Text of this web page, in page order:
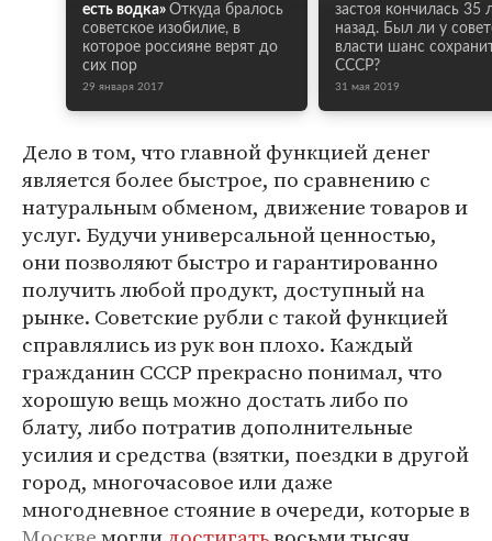
есть водка» Откуда бралось
советское изобилие, в
которое россияне верят до
сих пор
29 января 2017
застоя кончилась 35
назад. Был ли у
власти шанс
СССР?
31 мая 2019
Дело в том, что главной функцией денег
является более быстрое, по сравнению с
натуральным обменом, движение товаров и
услуг. Будучи универсальной ценностью,
они позволяют быстро и гарантированно
получить любой продукт, доступный на
рынке. Советские рубли с такой функцией
справлялись из рук вон плохо. Каждый
гражданин СССР прекрасно понимал, что
хорошую вещь можно достать либо по
блату, либо потратив дополнительные
усилия и средства (взятки, поездки в другой
город, многочасовое или даже
многодневное стояние в очереди, которые в